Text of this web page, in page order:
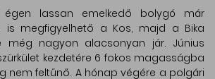
lassan emelkedő bolygó már
is megfigyelhető a Kos, majd a Bika
még nagyon alacsonyan jár. Június
kezdetére 6 fokos magasságba
nem feltűnő. A hónap végére a polgári